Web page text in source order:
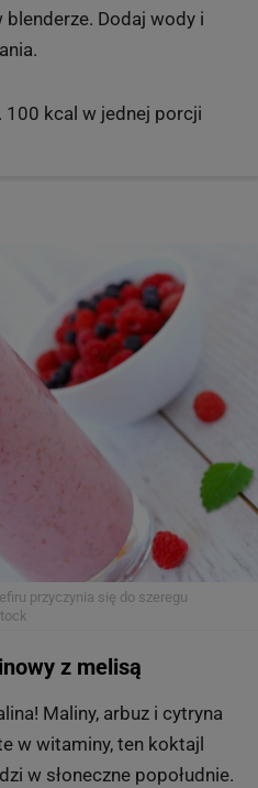
Dodaj wody i
100 kcal w jednej porcji
przyczynia się do szeregu
z melisą
Maliny, arbuz i cytryna
w witaminy, ten koktajl
w słoneczne popołudnie.